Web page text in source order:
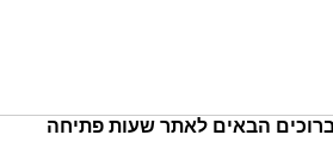
הבאים לאתר שעות פתיחה